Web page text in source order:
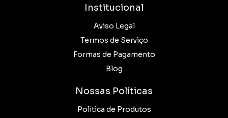
Institucional
Aviso Legal
Termos de Serviço
Formas de Pagamento
Blog
Nossas Políticas
Política de Produtos